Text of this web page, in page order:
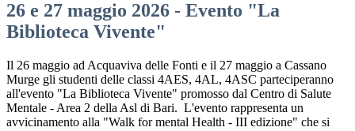
26 e 27 maggio 2026 - Evento "La
Biblioteca Vivente"
Il 26 maggio ad Acquaviva delle Fonti e il 27 maggio a Cassano
Murge gli studenti delle classi 4AES, 4AL, 4ASC parteciperanno
all'evento "La Biblioteca Vivente" promosso dal Centro di Salute
Mentale - Area 2 della Asl di Bari. L'evento rappresenta un
avvicinamento alla "Walk for mental Health - III edizione" che si